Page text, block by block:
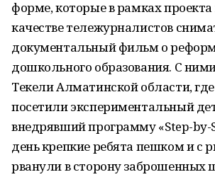
форме, которые в рамках
качестве тележурналистов
документальный фильм о
дошкольного образования. С
Текели Алматинской области,
посетили экспериментальный
внедрявший программу «Step-by-
день крепкие ребята пешком и с
рванули в сторону заброшенных